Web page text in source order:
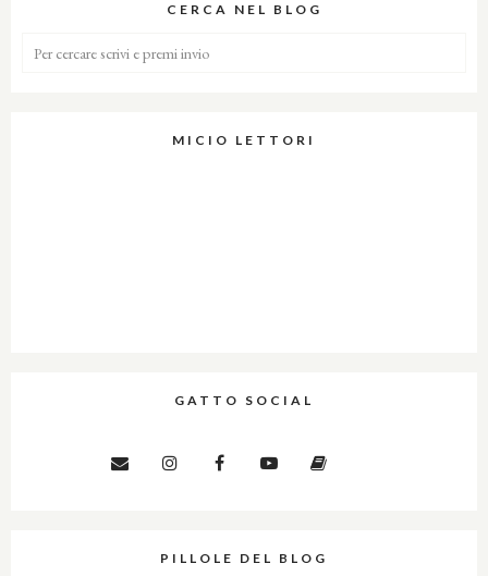
CERCA NEL BLOG
MICIO LETTORI
GATTO SOCIAL
PILLOLE DEL BLOG